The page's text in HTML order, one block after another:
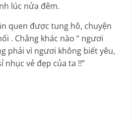
lúc nửa đêm.
quen được tung hô, chuyện
. Chẳng khác nào “ ngươi
phải vì ngươi không biết yêu,
nhục vẻ đẹp của ta !!”